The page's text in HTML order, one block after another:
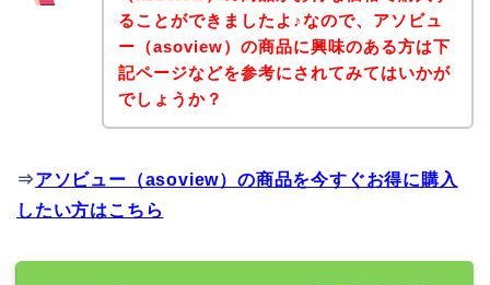
ることができましたよ♪なので、アソビュ
ー（asoview）の商品に興味のある方は下
記ページなどを参考にされてみてはいかが
でしょうか？
⇒アソビュー（asoview）の商品を今すぐお得に購入
したい方はこちら